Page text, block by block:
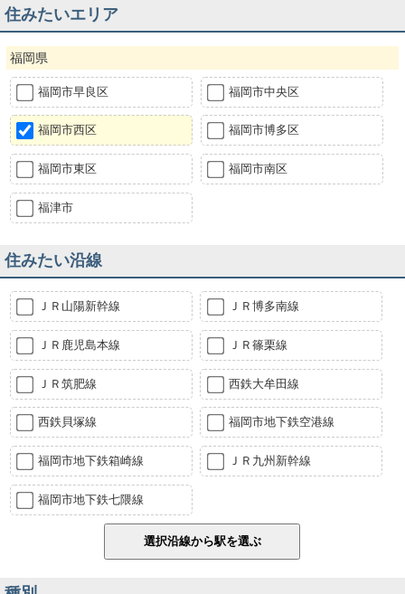
住みたいエリア
福岡県
福岡市早良区 福岡市中央区
福岡市西区 福岡市博多区
福岡市東区 福岡市南区
福津市
住みたい沿線
ＪＲ山陽新幹線 ＪＲ博多南線
ＪＲ鹿児島本線 ＪＲ篠栗線
ＪＲ筑肥線 西鉄大牟田線
西鉄貝塚線 福岡市地下鉄空港線
福岡市地下鉄箱崎線 ＪＲ九州新幹線
福岡市地下鉄七隈線